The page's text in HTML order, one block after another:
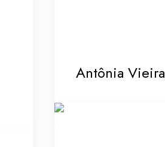
Antônia Vieira